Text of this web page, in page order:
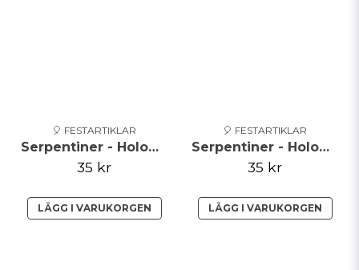
🎈 FESTARTIKLAR
Serpentiner - Holographic - Silver**
35 kr
LÄGG I VARUKORGEN
🎈 FESTARTIKLAR
Serpentiner - Holographic - Röd
35 kr
LÄGG I VARUKORGEN